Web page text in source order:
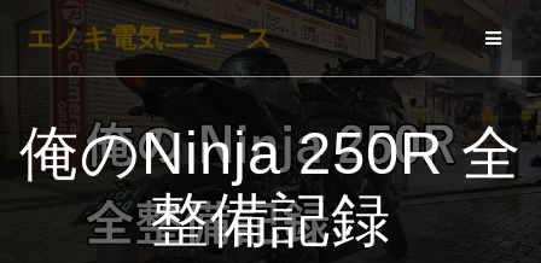
コ
ン
テ
ン
ツ
へ
ス
キ
エノキ電気ニュース
俺のNinja 250R 全
整備記録